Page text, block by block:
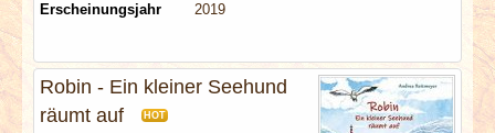
Erscheinungsjahr
2019
Robin - Ein kleiner Seehund
räumt auf
HOT